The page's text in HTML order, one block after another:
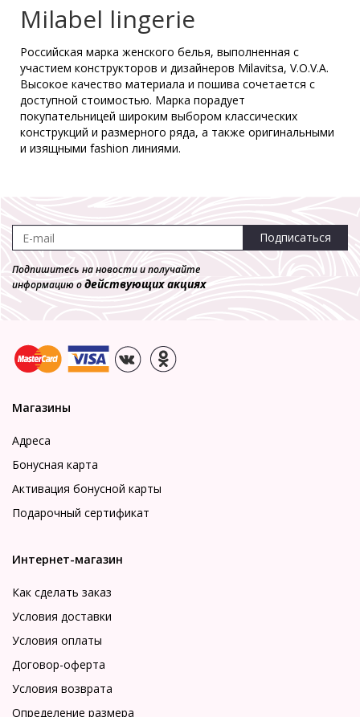
Трусы Milabel **22030-25
Слип
1 400 р. 700 р.
-50%
1 240 р.
Milabel lingerie
Российская марка женского белья, выполненная с
участием конструкторов и дизайнеров Milavitsa, V.O.V.A.
Высокое качество материала и пошива сочетается с
доступной стоимостью. Марка порадует
покупательницей широким выбором классических
конструкций и размерного ряда, а также оригинальными
и изящными fashion линиями.
Подписаться
Подпишитесь на новости и получайте
информацию одействующих акциях
Магазины
Адреса
Бонусная карта
Активация бонусной карты
Подарочный сертификат
Интернет-магазин
Как сделать заказ
Условия доставки
Условия оплаты
Договор-оферта
Условия возврата
Определение размера